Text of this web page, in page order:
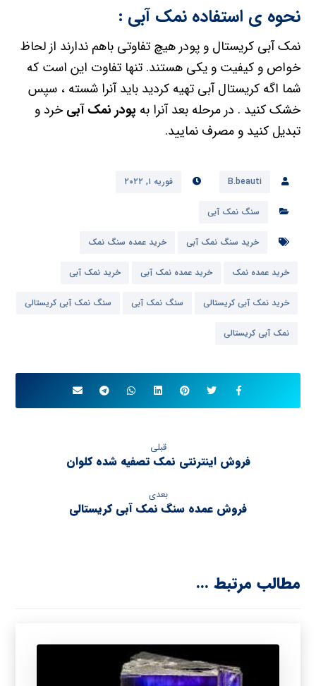
نحوه ی استفاده نمک آبی :
نمک آبی کریستال و پودر هیچ تفاوتی باهم ندارند از لحاظ
خواص و کیفیت و یکی هستند. تنها تفاوت این است که
شما اگه کریستال آبی تهیه کردید باید آنرا شسته ، سپس
خشک کنید . در مرحله بعد آنرا به پودر نمک آبیخرد و
تبدیل کنید و مصرف نمایید.
B.beauti فوریه ۱, ۲۰۲۲
سنگ نمک آبی
خرید سنگ نمک آبی خرید عمده سنگ نمک
خرید عمده نمک خرید عمده نمک آبی خرید نمک آبی
خرید نمک آبی کریستالی سنگ نمک آبی سنگ نمک آبی کریستالی
نمک آبی کریستالی
قبلی
فروش اینترنتی نمک تصفیه شده کلوان
بعدی
فروش عمده سنگ نمک آبی کریستالی
مطالب مرتبط ...